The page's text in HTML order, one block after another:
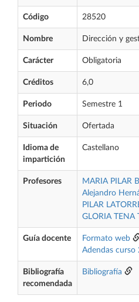
Código 28520
Nombre Dirección y
Carácter Obligatoria
Créditos 6,0
Periodo Semestre 1
Situación Ofertada
Idioma de
impartición
Castellano
Profesores MARIA PILAR
Alejandro
PILAR
GLORIA TENA
Guía docente Formato web
Adendas curso
Bibliografía
recomendada
Bibliografía